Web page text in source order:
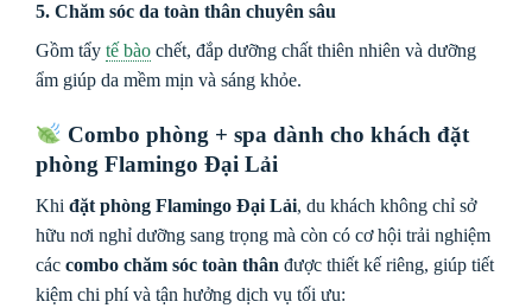
5. Chăm sóc da toàn thân chuyên sâu
Gồm tẩy tế bào chết, đắp dưỡng chất thiên nhiên và dưỡng
ẩm giúp da mềm mịn và sáng khỏe.
Combo phòng + spa dành cho khách đặt
phòng Flamingo Đại Lải
Khi đặt phòng Flamingo Đại Lải, du khách không chỉ sở
hữu nơi nghỉ dưỡng sang trọng mà còn có cơ hội trải nghiệm
các combo chăm sóc toàn thân được thiết kế riêng, giúp tiết
kiệm chi phí và tận hưởng dịch vụ tối ưu: